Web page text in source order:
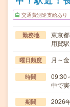
交通費別途支給あり
勤務地
東京
用賀
曜日頻度 月～
時間
09:30
中で
期間 2026